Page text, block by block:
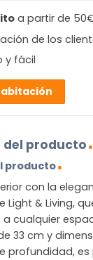
a partir de
de los
y fácil
producto
producto
con la
Light & Living,
cualquier
33 cm y
profundidad,